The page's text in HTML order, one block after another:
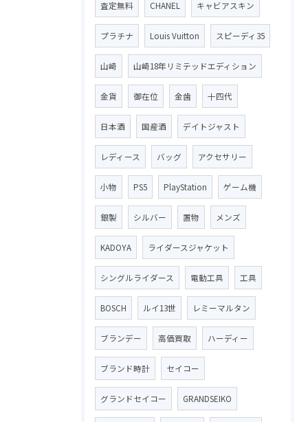
査定無料 CHANEL キャビアスキン
プラチナ Louis Vuitton スピーディ35
山崎 山崎18年リミテッドエディション
金貨 御在位 金歯 十四代
日本酒 国産酒 デイトジャスト
レディース バッグ アクセサリー
小物 PS5 PlayStation ゲーム機
銀製 シルバー 置物 メンズ
KADOYA ライダースジャケット
シングルライダース 電動工具 工具
BOSCH ルイ13世 レミーマルタン
ブランデー 高価買取 ハーディー
ブランド時計 セイコー
グランドセイコー GRANDSEIKO